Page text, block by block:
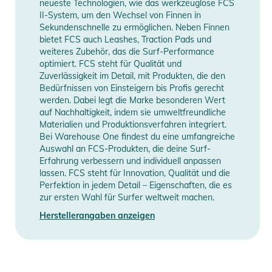
jeden Abschnitt attackieren will.“ - Mick Fanning
Ideale Bedingungen:
- Offene, linienförmige Wellen, besonders gut für Point- und
Reefbreaks.
Boardtypen:
- Passend für das FCS II Finnensystem.
- Empfohlen für Performance-Shortboards mit moderatem bis
extremem Rocker.
Finnenfamilie:
- Carver: Für kraftvolle, langgezogene Turns mit zusätzlichem
Produktinformationen und
Sicherheitshinweise
neueste Technologien, wie das werkzeuglose FCS
II-System, um den Wechsel von Finnen in
Sekundenschnelle zu ermöglichen. Neben Finnen
bietet FCS auch Leashes, Traction Pads und
weiteres Zubehör, das die Surf-Performance
optimiert. FCS steht für Qualität und
Zuverlässigkeit im Detail, mit Produkten, die den
Bedürfnissen von Einsteigern bis Profis gerecht
werden. Dabei legt die Marke besonderen Wert
auf Nachhaltigkeit, indem sie umweltfreundliche
Materialien und Produktionsverfahren integriert.
Bei Warehouse One findest du eine umfangreiche
Auswahl an FCS-Produkten, die deine Surf-
Erfahrung verbessern und individuell anpassen
lassen. FCS steht für Innovation, Qualität und die
Perfektion in jedem Detail – Eigenschaften, die es
zur ersten Wahl für Surfer weltweit machen.
Herstellerangaben anzeigen